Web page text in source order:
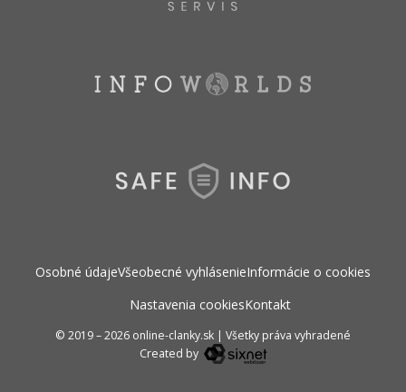
Osobné údajeVšeobecné vyhlásenieInformácie o cookies
Nastavenia cookiesKontakt
© 2019 – 2026 online-clanky.sk | Všetky práva vyhradené
Created by